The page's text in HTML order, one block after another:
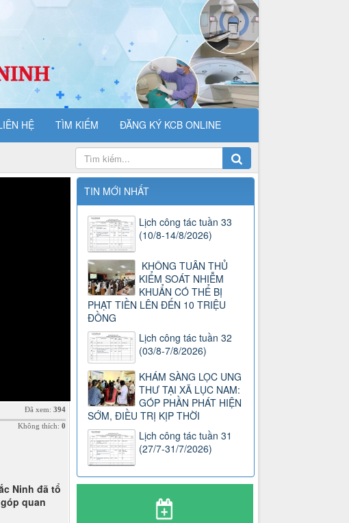
HỆ TÌM KIẾM ĐĂNG KÝ KCB ONLINE
Đã xem:394
Không thích:0
Ninh đã tổ
quan
TIN MỚI NHẤT
Lịch công tác tuần 33
(10/8-14/8/2026)
KHÔNG TUÂN THỦ
KIỂM SOÁT NHIỄM
KHUẨN CÓ THỂ BỊ
PHẠT TIỀN LÊN ĐẾN 10 TRIỆU
ĐỒNG
Lịch công tác tuần 32
(03/8-7/8/2026)
KHÁM SÀNG LỌC UNG
THƯ TẠI XÃ LỤC NAM:
GÓP PHẦN PHÁT HIỆN
SỚM, ĐIỀU TRỊ KỊP THỜI
Lịch công tác tuần 31
(27/7-31/7/2026)